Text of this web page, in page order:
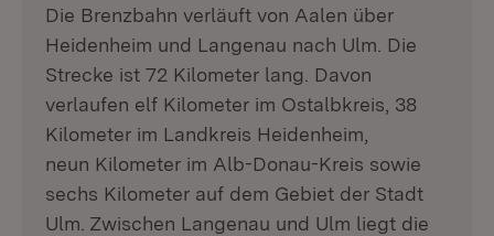
Die Brenzbahn verläuft von Aalen über
Heidenheim und Langenau nach Ulm. Die
Strecke ist 72 Kilometer lang. Davon
verlaufen elf Kilometer im Ostalbkreis, 38
Kilometer im Landkreis Heidenheim,
neun Kilometer im Alb-Donau-Kreis sowie
sechs Kilometer auf dem Gebiet der Stadt
Ulm. Zwischen Langenau und Ulm liegt die